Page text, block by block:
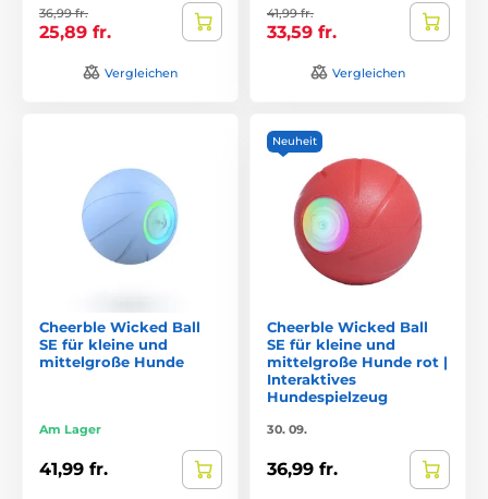
36,99 fr.
25,89 fr.
Vergleichen
41,99 fr.
33,59 fr.
Vergleichen
Cheerble Wicked Ball
SE für kleine und
mittelgroße Hunde
Am Lager
41,99 fr.
Neuheit
Cheerble Wicked Ball
SE für kleine und
mittelgroße Hunde rot |
Interaktives
Hundespielzeug
30. 09.
36,99 fr.